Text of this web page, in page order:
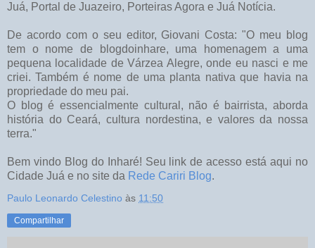
Juá, Portal de Juazeiro, Porteiras Agora e Juá Notícia.
De acordo com o seu editor, Giovani Costa: "O meu blog
tem o nome de blogdoinhare, uma homenagem a uma
pequena localidade de Várzea Alegre, onde eu nasci e me
criei. Também é nome de uma planta nativa que havia na
propriedade do meu pai.
O blog é essencialmente cultural, não é bairrista, aborda
história do Ceará, cultura nordestina, e valores da nossa
terra."
Bem vindo Blog do Inharé! Seu link de acesso está aqui no
Cidade Juá e no site da Rede Cariri Blog.
Paulo Leonardo Celestino às 11:50
Compartilhar